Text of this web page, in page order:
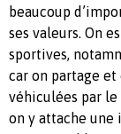
beaucoup
ses valeurs. On
sportives,
car on partage
véhiculées par le
on y attache